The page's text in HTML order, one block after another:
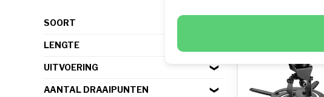
SOORT
LENGTE
UITVOERING
AANTAL DRAAIPUNTEN